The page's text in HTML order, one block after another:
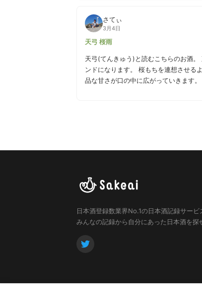
さをかなり実感できました。料理と合
万能か。温めても冷酒でも美味しい。
さてぃ
3月4日
天弓 桜雨
天弓(てんきゅう)と読むこちらのお酒
ンドになります。 桜もちを連想させるような華やかで優しい香り。 口当たりも非常に滑らかで飲みやすく 上
品な甘さが口の中に広がっていきます
日本酒登録数業界No.1の日本酒記録サービ
みんなの記録から自分にあった日本酒を探